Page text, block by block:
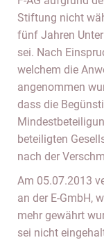
Stiftung nicht
fünf Jahren
sei. Nach
welchem die
angenommen
dass die
beteiligten
nach der
Am 05.07.2013
an der E-GmbH,
mehr gewährt
sei nicht